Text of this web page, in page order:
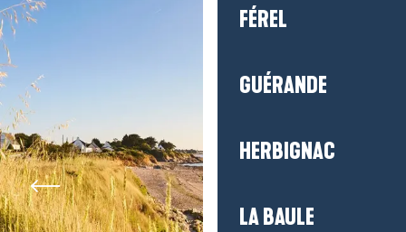
FÉREL
GUÉRANDE
HERBIGNAC
LA BAULE